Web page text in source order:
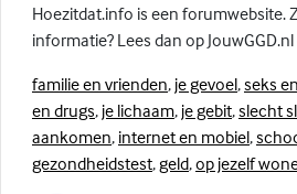
Hoezitdat.info is een forumwebsite.
informatie? Lees dan op
familie en vrienden, je gevoel,seks
en drugs, je lichaam, je gebit,slecht
aankomen, internet en mobiel,
gezondheidstest, geld,op jezelf